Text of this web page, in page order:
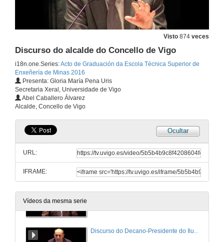
Visto 874 veces
Discurso do alcalde do Concello de Vigo
i18n.one.Series:Acto de Graduación da Escola Técnica Superior de
Enxeñería de Minas 2016
Presenta: Gloria María Pena Uris
Secretaria Xeral, Universidade de Vigo
Abel Caballero Álvarez
Alcalde, Concello de Vigo
Ocultar
URL:
IFRAME:
Vídeos da mesma serie
Entrega de orlas por parte do alumnado
8 de xul. de 2016
Vídeo dos alumnos
8 de xul. de 2016
Discurso do Decano-Presidente do Ilustre Colexio Oficial de Enxeñeiros de Minas do Noroeste